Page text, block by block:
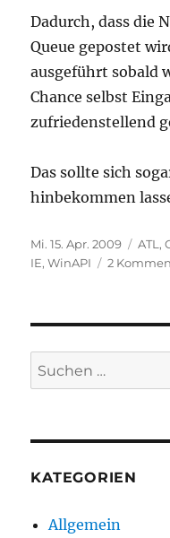
Dadurch, dass die
Queue gepostet
ausgeführt sobald
Chance selbst
zufriedenstellend
Das sollte sich
hinbekommen
Veröffentlicht
am
Mi. 15. Apr. 2009 ATL ,
IE,WinAPI 2
Suchen
nach:
KATEGORIEN
Allgemein